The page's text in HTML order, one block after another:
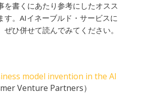
を書くにあたり参考にしたオスス
す。AIイネーブルド・サービスに
ぜひ併せて読んでみてください。
model invention in the AI
Venture Partners）